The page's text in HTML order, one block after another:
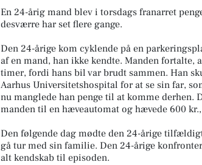
En 24-årig mand blev i torsdags franarret
desværre har set flere gange.
Den 24-årige kom cyklende på en
af en mand, han ikke kendte. Manden fortalte,
timer, fordi hans bil var brudt sammen. Han
Aarhus Universitetshospital for at se sin far,
nu manglede han penge til at komme derhen.
manden til en hæveautomat og hævede 600
Den følgende dag mødte den 24-årige
gå tur med sin familie. Den 24-årige
alt kendskab til episoden.